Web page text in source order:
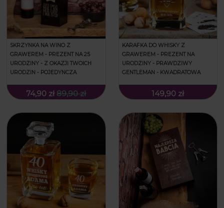
SKRZYNKA NA WINO Z
GRAWEREM - PREZENT NA 25
URODZINY - Z OKAZJI TWOICH
URODZIN - POJEDYNCZA
74,90 zł 89,90 zł
KARAFKA DO WHISKY Z
GRAWEREM - PREZENT NA
URODZINY - PRAWDZIWY
GENTLEMAN - KWADRATOWA
149,90 zł